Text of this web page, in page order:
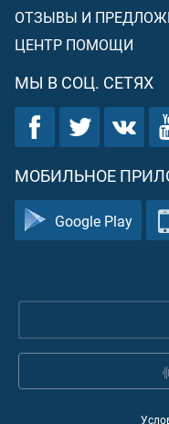
ОТЗЫВЫ И
ЦЕНТР ПОМОЩИ
МЫ В СОЦ. СЕТЯХ
МОБИЛЬНОЕ
Google Play